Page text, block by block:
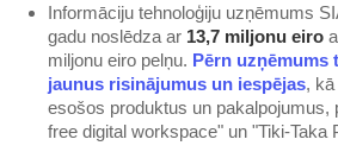
Informāciju tehnoloģiju uzņēmums
gadu noslēdza ar 13,7 miljonu eiro
miljonu eiro pelņu. ​Pērn uzņēmums
jaunus risinājumus un iespējas​,
esošos produktus un pakalpojumus,
free digital workspace" un "Tiki-Taka